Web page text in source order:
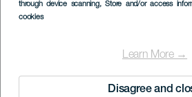
through device scanning, Store and/or access
cookies
Learn More →
Disagree and